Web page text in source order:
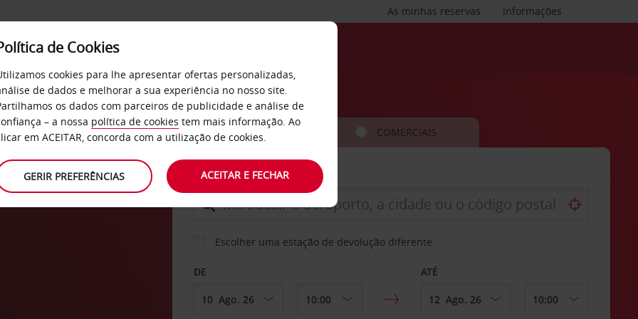
Informações
As minhas reservas
SERVIÇOS EMPRESAS
CARRO COMERCIAIS
LEVANTAR EM
Escolher uma estação de devolução diferente
DE ATÉ
de Cookies
cookies para lhe apresentar ofertas personalizadas,
de dados e melhorar a sua experiência no nosso site.
os dados com parceiros de publicidade e análise de
– a nossa política de cookies tem mais informação. Ao
em ACEITAR, concorda com a utilização de cookies.
GERIR PREFERÊNCIAS ACEITAR E FECHAR